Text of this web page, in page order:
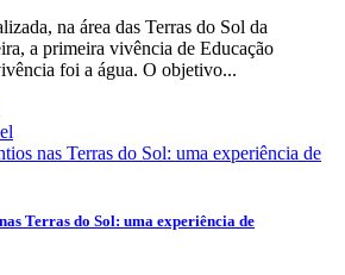
na área das Terras do Sol da
a primeira vivência de Educação
foi a água. O objetivo...
Terras do Sol: uma experiência de